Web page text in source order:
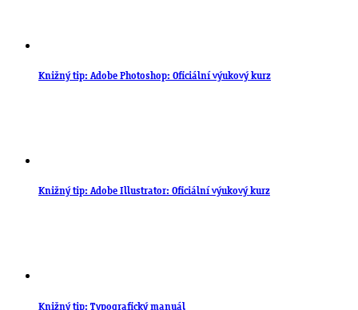
Knižný tip: Adobe Photoshop: Oficiální výukový kurz
Knižný tip: Adobe Illustrator: Oficiální výukový kurz
Knižný tip: Typografický manuál